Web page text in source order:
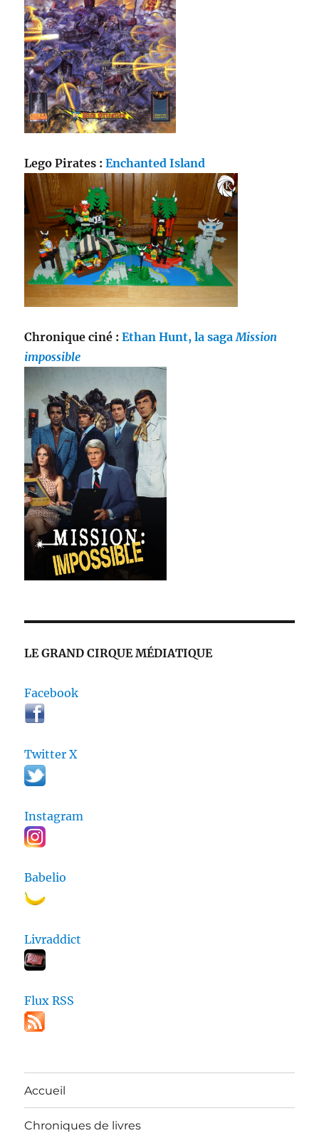
Lego Pirates :Enchanted Island
Chronique ciné :Ethan Hunt, la saga Mission
impossible
LE GRAND CIRQUE MÉDIATIQUE
Facebook
Twitter X
Instagram
Babelio
Livraddict
Flux RSS
Accueil
Chroniques de livres